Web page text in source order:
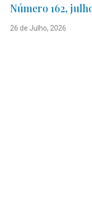
Número 162,
26 de Julho, 2026